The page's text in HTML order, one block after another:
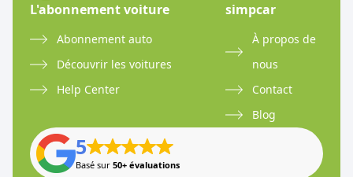
L'abonnement voiture
Abonnement auto
Découvrir les voitures
Help Center
simpcar
À propos de
nous
Contact
Blog
5
Basé sur 50+ évaluations